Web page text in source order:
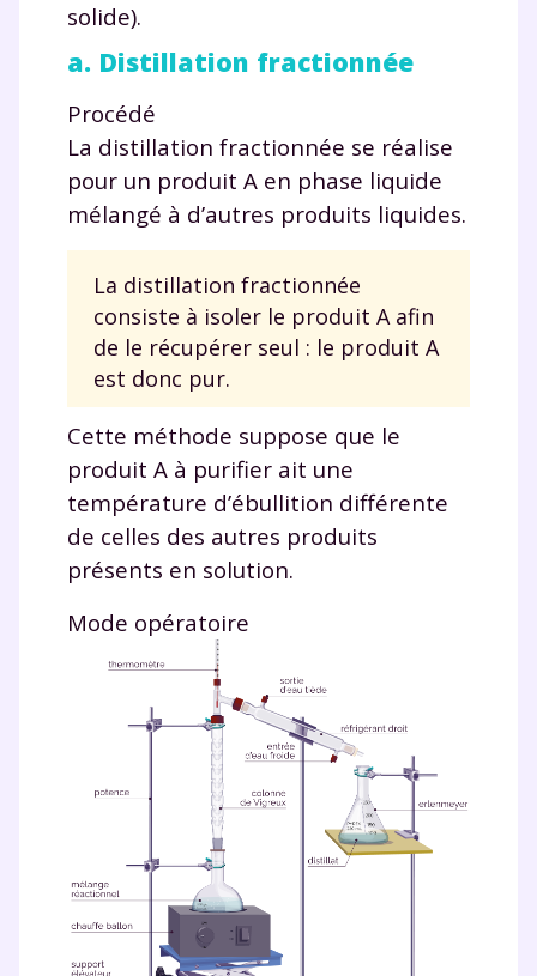
solide).
a. Distillation fractionnée
Procédé
La distillation fractionnée se réalise
pour un produit A en phase liquide
mélangé à d’autres produits liquides.
La distillation fractionnée
consiste à isoler le produit A afin
de le récupérer seul : le produit A
est donc pur.
Cette méthode suppose que le
produit A à purifier ait une
température d’ébullition différente
de celles des autres produits
présents en solution.
Mode opératoire